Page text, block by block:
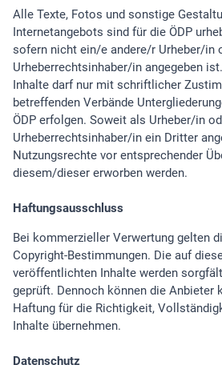
Alle Texte, Fotos und sonstige
Internetangebots sind für die ÖDP
sofern nicht ein/e andere/r Urheber/in
Urheberrechtsinhaber/in angegeben
Inhalte darf nur mit schriftlicher
betreffenden Verbände
ÖDP erfolgen. Soweit als Urheber/in
Urheberrechtsinhaber/in ein Dritter
Nutzungsrechte vor entsprechender
diesem/dieser erworben werden.
Haftungsausschluss
Bei kommerzieller Verwertung gelten
Copyright-Bestimmungen. Die auf
veröffentlichten Inhalte werden
geprüft. Dennoch können die Anbieter
Haftung für die Richtigkeit,
Inhalte übernehmen.
Datenschutz